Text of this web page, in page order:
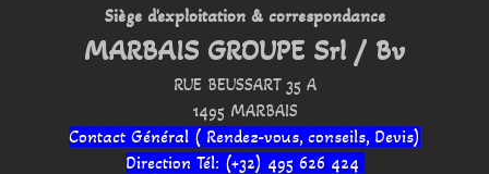
Siège d'exploitation & correspondance
MARBAIS GROUPE Srl / Bv
RUE BEUSSART 35 A
1495 MARBAIS
Contact Général ( Rendez-vous, conseils, Devis)
Direction Tél: (+32) 495 626 424